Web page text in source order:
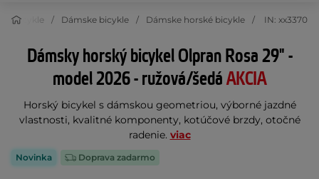
Bicykle Dámske bicykle Dámske horské bicykle IN: xx3370
Dámsky horský bicykel Olpran Rosa 29" -
model 2026 - ružová/šedáAKCIA
Horský bicykel s dámskou geometriou, výborné jazdné
vlastnosti, kvalitné komponenty, kotúčové brzdy, otočné
radenie. viac
Novinka Doprava zadarmo